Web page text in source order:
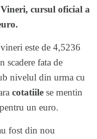
cursul oficial a
este de 4,5236
scadere fata de
nivelul din urma cu
cotatiile se mentin
un euro.
fost din nou